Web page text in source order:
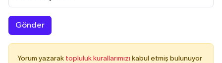
Gönder
Yorum yazarak topluluk kurallarımızı kabul etmiş bulunuyor